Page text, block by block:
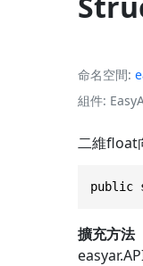
命名空間
組件
二維float
public
擴充方法